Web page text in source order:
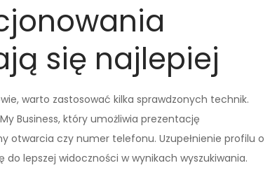
się najlepiej
warto zastosować kilka sprawdzonych technik.
Business, który umożliwia prezentację
otwarcia czy numer telefonu. Uzupełnienie profilu o
lepszej widoczności w wynikach wyszukiwania.